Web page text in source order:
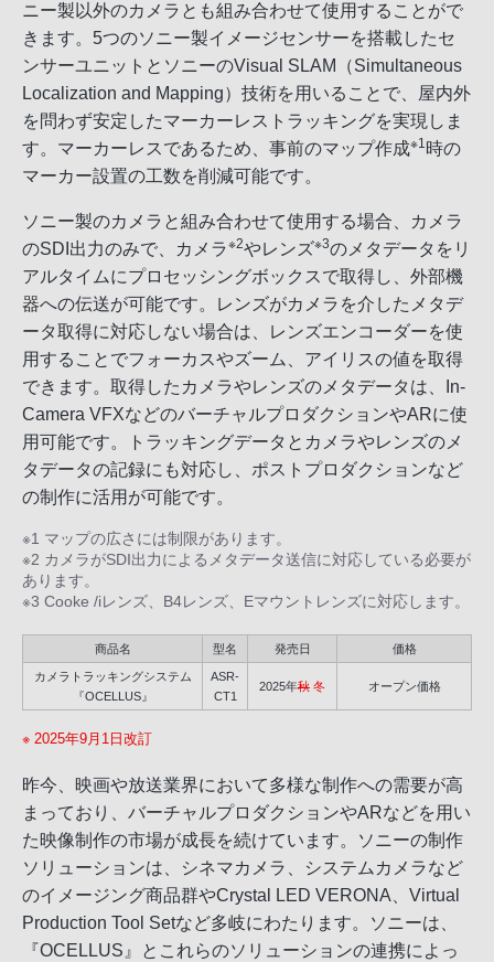
ニー製以外のカメラとも組み合わせて使用することがで
きます。5つのソニー製イメージセンサーを搭載したセ
ンサーユニットとソニーのVisual SLAM（Simultaneous
Localization and Mapping）技術を用いることで、屋内外
を問わず安定したマーカーレストラッキングを実現しま
す。マーカーレスであるため、事前のマップ作成※1時の
マーカー設置の工数を削減可能です。
ソニー製のカメラと組み合わせて使用する場合、カメラ
のSDI出力のみで、カメラ※2やレンズ※3のメタデータをリ
アルタイムにプロセッシングボックスで取得し、外部機
器への伝送が可能です。レンズがカメラを介したメタデ
ータ取得に対応しない場合は、レンズエンコーダーを使
用することでフォーカスやズーム、アイリスの値を取得
できます。取得したカメラやレンズのメタデータは、In-
Camera VFXなどのバーチャルプロダクションやARに使
用可能です。トラッキングデータとカメラやレンズのメ
タデータの記録にも対応し、ポストプロダクションなど
の制作に活用が可能です。
※1 マップの広さには制限があります。
※2 カメラがSDI出力によるメタデータ送信に対応している必要が
あります。
※3 Cooke /iレンズ、B4レンズ、Eマウントレンズに対応します。
商品名 型名 発売日 価格
カメラトラッキングシステム
『OCELLUS』
ASR-
CT1
2025年秋 冬 オープン価格
※ 2025年9月1日改訂
昨今、映画や放送業界において多様な制作への需要が高
まっており、バーチャルプロダクションやARなどを用い
た映像制作の市場が成長を続けています。ソニーの制作
ソリューションは、シネマカメラ、システムカメラなど
のイメージング商品群やCrystal LED VERONA、Virtual
Production Tool Setなど多岐にわたります。ソニーは、
『OCELLUS』とこれらのソリューションの連携によっ